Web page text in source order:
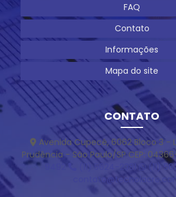
FAQ
Contato
Informações
Mapa do site
CONTATO
Avenida Cupecê, 6062 Bloco 3 -
Prudência - São Paulo/SP CEP:
9492
(11) 5624-2381
(11)